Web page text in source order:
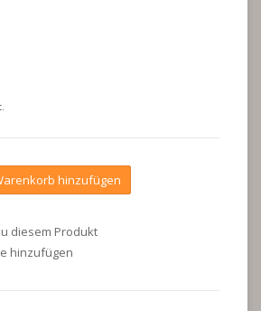
hinzufügen
diesem Produkt
hinzufügen